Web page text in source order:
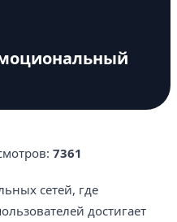
7361
сетей, где
достигает